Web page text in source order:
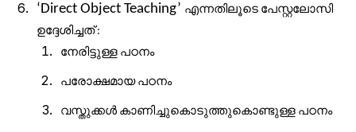
‘Direct Object Teaching’ എന്നതിലൂടെ പേസ്റ്റലോസി
ഉദ്ദേശിച്ചത്:
നേരിട്ടുള്ള പഠനം
പരോക്ഷമായ പഠനം
വസ്തുക്കൾ കാണിച്ചുകൊടുത്തുകൊണ്ടുള്ള പഠനം